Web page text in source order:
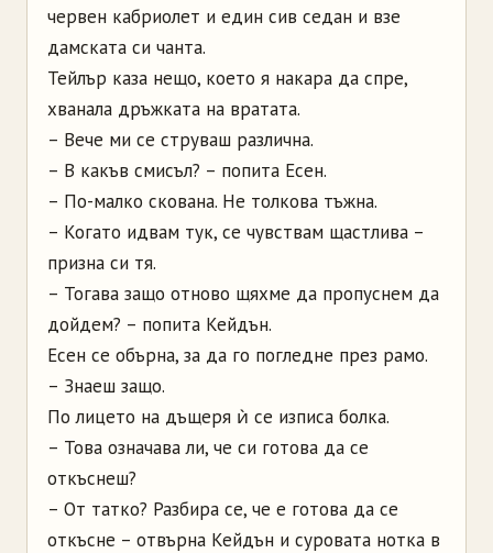
червен кабриолет и един сив седан и взе
дамската си чанта.
Тейлър каза нещо, което я накара да спре,
хванала дръжката на вратата.
– Вече ми се струваш различна.
– В какъв смисъл? – попита Есен.
– По-малко скована. Не толкова тъжна.
– Когато идвам тук, се чувствам щастлива –
призна си тя.
– Тогава защо отново щяхме да пропуснем да
дойдем? – попита Кейдън.
Есен се обърна, за да го погледне през рамо.
– Знаеш защо.
По лицето на дъщеря ѝ се изписа болка.
– Това означава ли, че си готова да се
откъснеш?
– От татко? Разбира се, че е готова да се
откъсне – отвърна Кейдън и суровата нотка в